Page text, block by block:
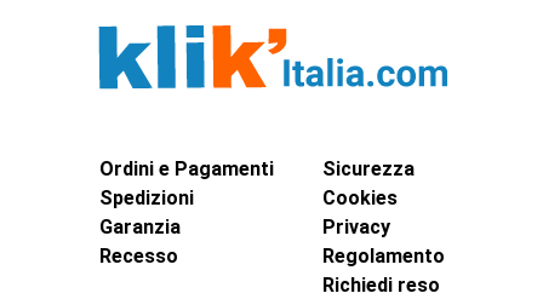
Ordini e Pagamenti
Spedizioni
Garanzia
Recesso
Sicurezza
Cookies
Privacy
Regolamento
Richiedi reso